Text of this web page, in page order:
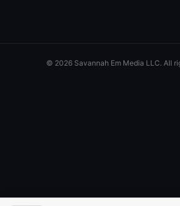
© 2026 Savannah Em Media LLC. All